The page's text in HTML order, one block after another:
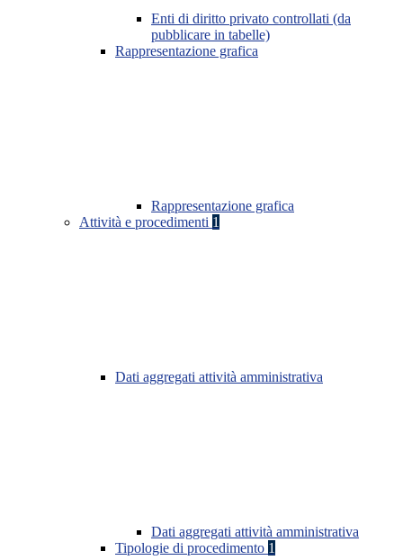
Enti di diritto privato controllati (da
pubblicare in tabelle)
Rappresentazione grafica
Rappresentazione grafica
Attività e procedimenti 1
Dati aggregati attività amministrativa
Dati aggregati attività amministrativa
Tipologie di procedimento 1